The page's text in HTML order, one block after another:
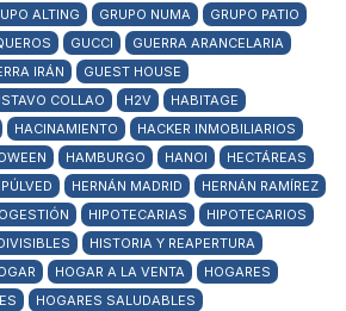
ALTING GRUPO NUMA
GRUPO PATIO
GUCCI
GUERRA ARANCELARIA
IRÁN
GUEST HOUSE
COLLAO H2V
HABITAGE
HACINAMIENTO
HACKER INMOBILIARIOS
HAMBURGO HANOI
HECTÁREAS
HERNÁN MADRID
HERNÁN RAMÍREZ
HIPOTECARIAS
HIPOTECARIOS
HISTORIA Y REAPERTURA
HOGAR A LA VENTA
HOGARES
HOGARES SALUDABLES